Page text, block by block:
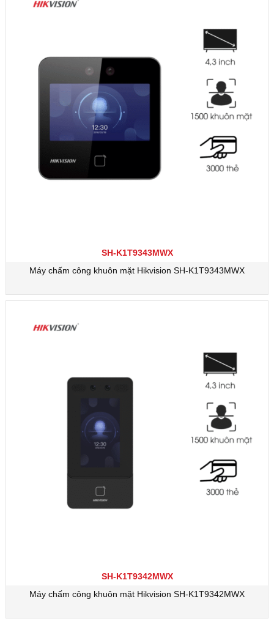
SH-K1T9343MWX
Máy chấm công khuôn mặt Hikvision SH-K1T9343MWX
SH-K1T9342MWX
Máy chấm công khuôn mặt Hikvision SH-K1T9342MWX